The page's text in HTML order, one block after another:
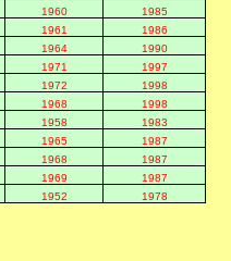
1960
1985
1961
1986
1964
1990
1971
1997
1972
1998
1968
1998
1958
1983
1965
1987
1968
1987
1969
1987
1952 1978